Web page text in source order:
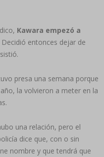
Kawara empezó a
Decidió entonces dejar de
presa una semana porque
la volvieron a meter en la
una relación, pero el
dice que, con o sin
nombre y que tendrá que